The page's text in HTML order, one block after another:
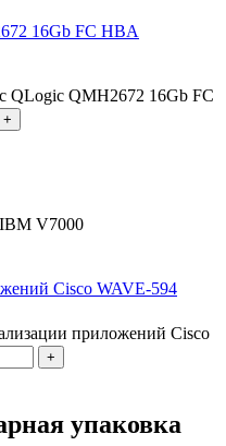
16Gb FC HBA
QLogic QMH2672 16Gb FC
+
V7000
Cisco WAVE-594
приложений Cisco
+
упаковка